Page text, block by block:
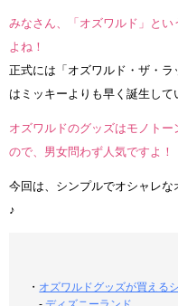
みなさん、「オズワルド」と
よね！
正式には「オズワルド・ザ・
はミッキーよりも早く誕生し
オズワルドのグッズはモノト
ので、男女問わず人気ですよ！
今回は、シンプルでオシャレ
♪
・ オズワルドグッズが買える